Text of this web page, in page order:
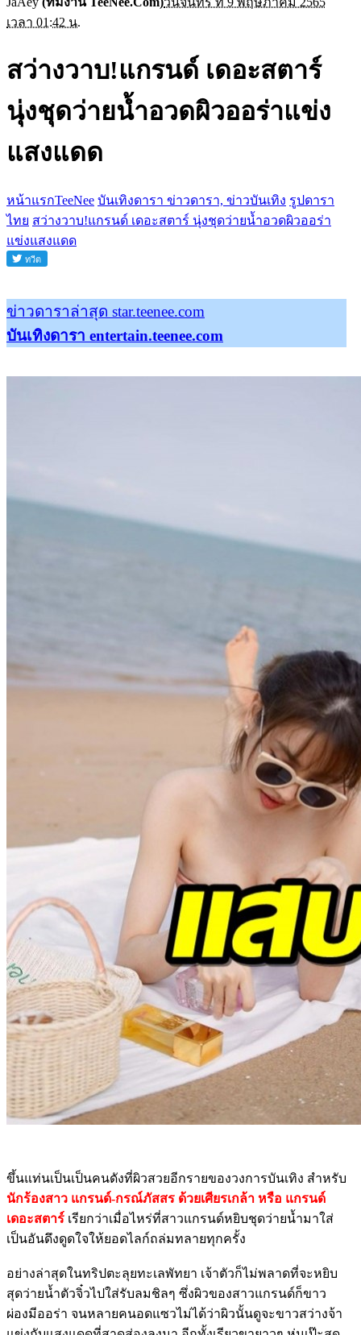
เวลา 01:42 น.
สว่างวาบ!แกรนด์ เดอะสตาร์
นุ่งชุดว่ายน้ำอวดผิวออร่าแข่ง
แสงแดด
หน้าแรกTeeNee บันเทิงดารา ข่าวดารา, ข่าวบันเทิง รูปดารา
ไทย สว่างวาบ!แกรนด์ เดอะสตาร์ นุ่งชุดว่ายน้ำอวดผิวออร่า
แข่งแสงแดด
ข่าวดาราล่าสุด star.teenee.com
บันเทิงดารา entertain.teenee.com
ขึ้นแท่นเป็นเป็นคนดังที่ผิวสวยอีกรายของวงการบันเทิง สำหรับ
นักร้องสาว แกรนด์-กรณ์ภัสสร ด้วยเศียรเกล้า หรือ แกรนด์
เดอะสตาร์ เรียกว่าเมื่อไหร่ที่สาวแกรนด์หยิบชุดว่ายน้ำมาใส่
เป็นอันดึงดูดใจให้ยอดไลก์ถล่มทลายทุกครั้ง
อย่างล่าสุดในทริปตะลุยทะเลพัทยา เจ้าตัวก็ไม่พลาดที่จะหยิบ
สุดว่ายน้ำตัวจิ๋วไปใส่รับลมชิลๆ ซึ่งผิวของสาวแกรนด์ก็ขาว
ผ่องมีออร่า จนหลายคนอดแซวไม่ได้ว่าผิวนั้นดูจะขาวสว่างจ้า